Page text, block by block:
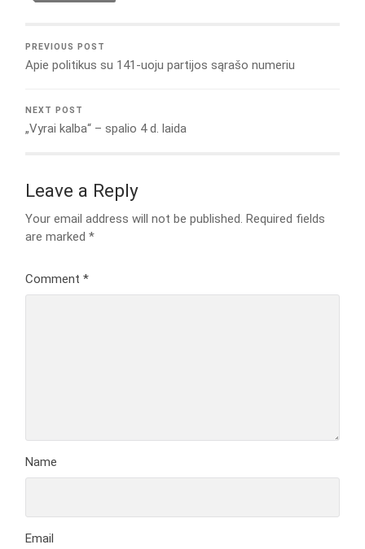
PREVIOUS POST
Apie politikus su 141-uoju partijos sąrašo numeriu
NEXT POST
„Vyrai kalba“ – spalio 4 d. laida
Leave a Reply
Your email address will not be published. Required fields
are marked*
Comment*
Name
Email